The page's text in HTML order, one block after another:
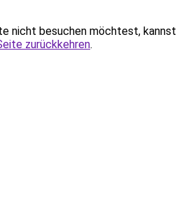
nicht besuchen möchtest, kannst
zurückkehren.